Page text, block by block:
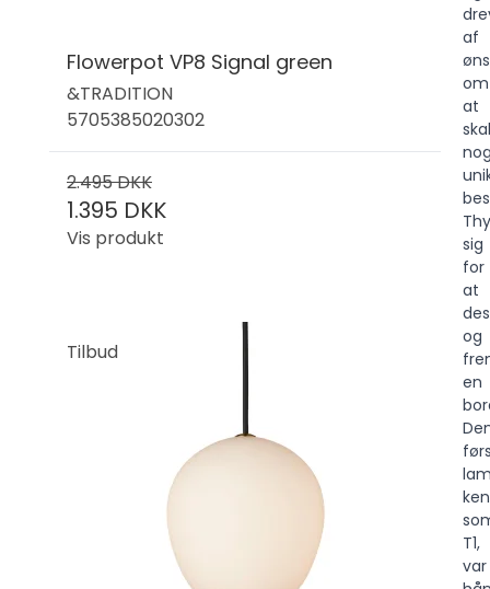
Flowerpot VP8 Signal green
&TRADITION
5705385020302
2.495 DKK
1.395 DKK
Vis produkt
Tilbud
af
om
at
sig
for
at
og
en
T1,
var